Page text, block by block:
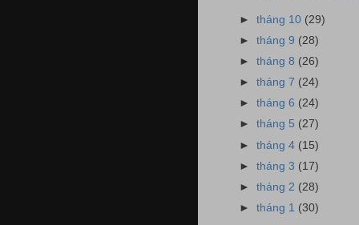
►tháng 10 (29)
►tháng 9 (28)
►tháng 8 (26)
►tháng 7 (24)
►tháng 6 (24)
►tháng 5 (27)
►tháng 4 (15)
►tháng 3 (17)
►tháng 2 (28)
►tháng 1 (30)